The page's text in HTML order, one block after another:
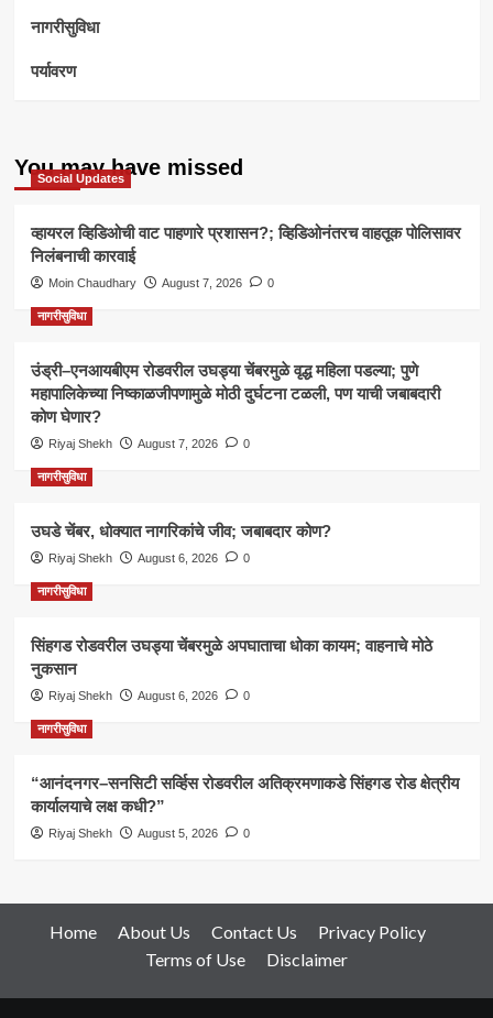
नागरीसुविधा
पर्यावरण
You may have missed
Social Updates
व्हायरल व्हिडिओची वाट पाहणारे प्रशासन?; व्हिडिओनंतरच वाहतूक पोलिसावर
निलंबनाची कारवाई
Moin Chaudhary August 7, 2026 0
नागरीसुविधा
उंड्री–एनआयबीएम रोडवरील उघड्या चेंबरमुळे वृद्ध महिला पडल्या; पुणे
महापालिकेच्या निष्काळजीपणामुळे मोठी दुर्घटना टळली, पण याची जबाबदारी
कोण घेणार?
Riyaj Shekh August 7, 2026 0
नागरीसुविधा
उघडे चेंबर, धोक्यात नागरिकांचे जीव; जबाबदार कोण?
Riyaj Shekh August 6, 2026 0
नागरीसुविधा
सिंहगड रोडवरील उघड्या चेंबरमुळे अपघाताचा धोका कायम; वाहनाचे मोठे
नुकसान
Riyaj Shekh August 6, 2026 0
नागरीसुविधा
“आनंदनगर–सनसिटी सर्व्हिस रोडवरील अतिक्रमणाकडे सिंहगड रोड क्षेत्रीय
कार्यालयाचे लक्ष कधी?”
Riyaj Shekh August 5, 2026 0
Home About Us Contact Us
Privacy Policy
Terms of Use
Disclaimer